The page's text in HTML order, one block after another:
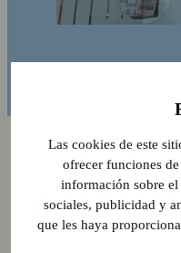
Las cookies de este
ofrecer funciones
información sobre el
sociales, publicidad y
que les haya